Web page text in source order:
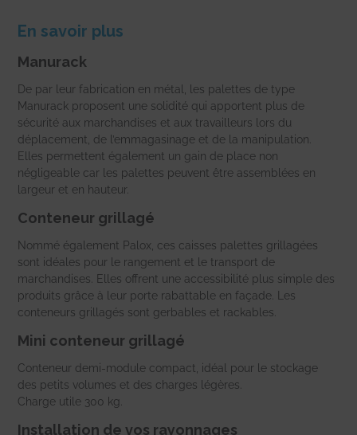
En savoir plus
Manurack
De par leur fabrication en métal, les palettes de type
Manurack proposent une solidité qui apportent plus de
sécurité aux marchandises et aux travailleurs lors du
déplacement, de l’emmagasinage et de la manipulation.
Elles permettent également un gain de place non
négligeable car les palettes peuvent être assemblées en
largeur et en hauteur.
Conteneur grillagé
Nommé également Palox, ces caisses palettes grillagées
sont idéales pour le rangement et le transport de
marchandises. Elles offrent une accessibilité plus simple des
produits grâce à leur porte rabattable en façade. Les
conteneurs grillagés sont gerbables et rackables.
Mini conteneur grillagé
Conteneur demi-module compact, idéal pour le stockage
des petits volumes et des charges légères.
Charge utile 300 kg.
Installation de vos rayonnages